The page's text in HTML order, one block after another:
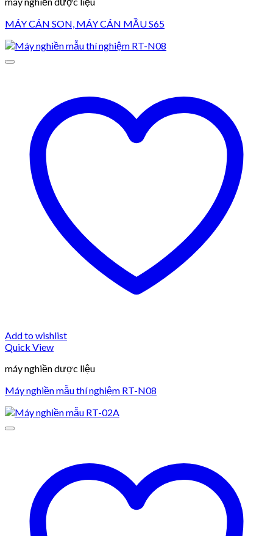
MÁY CÁN SON, MÁY CÁN MẦU S65
Add to wishlist
Quick View
máy nghiền dược liệu
Máy nghiền mẫu thí nghiệm RT-N08